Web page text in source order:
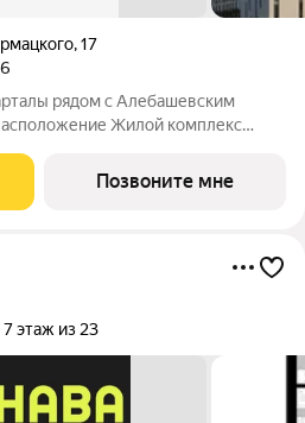
,17
рядом с Алебашевским
Жилой комплекс
и вы в самомПозвоните мне
7 этаж из 23